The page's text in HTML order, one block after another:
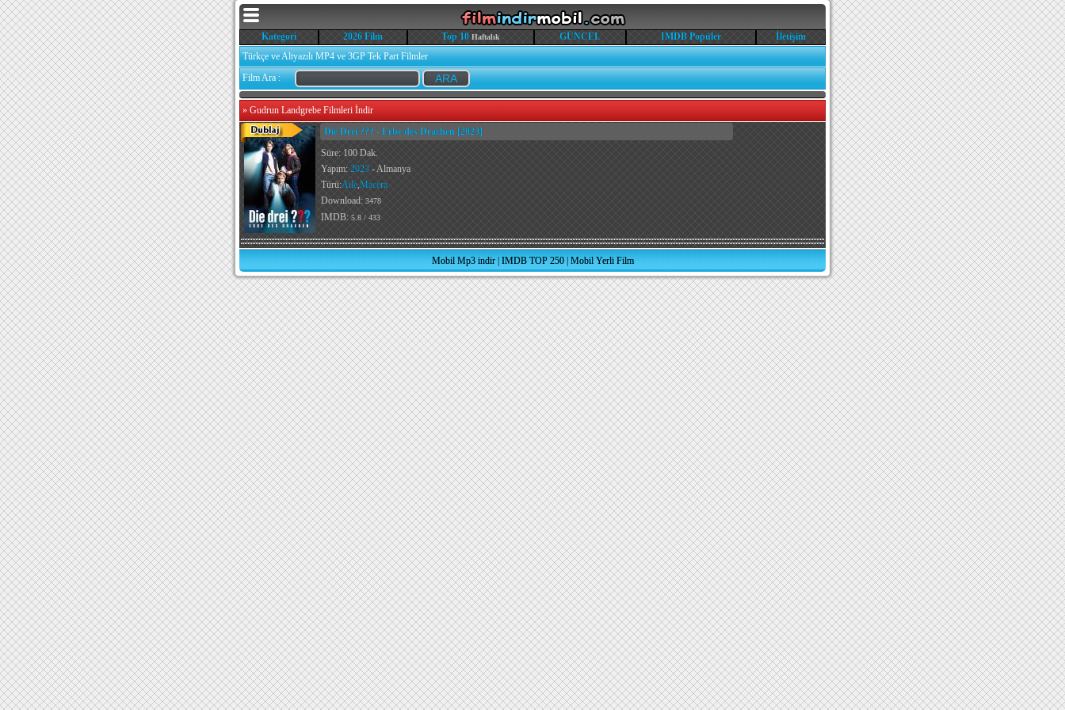
Kategori 2026 Film Top 10 Haftalık GÜNCEL IMDB Popüler
İletişim
Türkçe ve Altyazılı MP4 ve 3GP Tek Part Filmler
Film Ara :
» Gudrun Landgrebe Filmleri İndir
Die Drei ??? - Erbe des Drachen [2023]
Süre: 100 Dak.
Yapım: 2023 - Almanya
Türü:Aile,Macera
Download: 3478
IMDB: 5.8 / 433
Mobil Mp3 indir| IMDB TOP 250| Mobil Yerli Film